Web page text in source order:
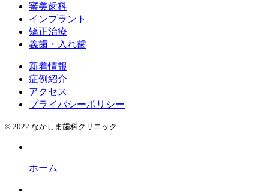
審美歯科
インプラント
矯正治療
義歯・入れ歯
新着情報
症例紹介
アクセス
プライバシーポリシー
© 2022 なかしま歯科クリニック.
ホーム